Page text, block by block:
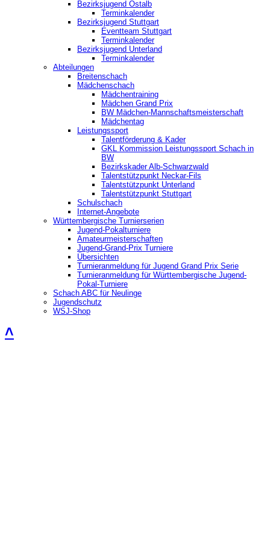
Bezirksjugend Ostalb
Terminkalender
Bezirksjugend Stuttgart
‎Eventteam Stuttgart
Terminkalender
Bezirksjugend Unterland
Terminkalender
Abteilungen
Breitenschach
Mädchenschach
Mädchentraining
Mädchen Grand Prix
BW Mädchen-Mannschaftsmeisterschaft
Mädchentag
Leistungssport
Talentförderung & Kader
GKL Kommission Leistungssport Schach in
BW
Bezirkskader Alb-Schwarzwald
Talentstützpunkt Neckar-Fils
Talentstützpunkt Unterland
Talentstützpunkt Stuttgart
Schulschach
Internet-Angebote
Württembergische Turnierserien
Jugend-Pokalturniere
Amateurmeisterschaften
Jugend-Grand-Prix Turniere
Übersichten
Turnieranmeldung für Jugend Grand Prix Serie
Turnieranmeldung für Württembergische Jugend-
Pokal-Turniere
Schach ABC für Neulinge
Jugendschutz
WSJ-Shop
˄